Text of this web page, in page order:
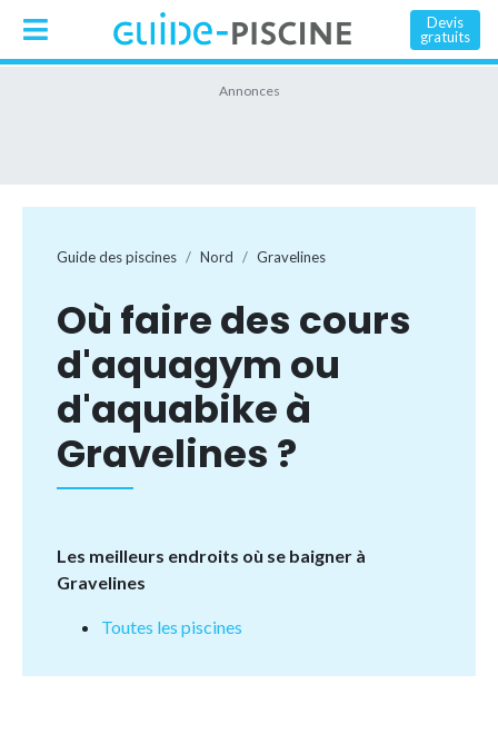
Devis
gratuits
Guide des piscines Nord Gravelines
Où faire des cours
d'aquagym ou
d'aquabike à
Gravelines ?
Les meilleurs endroits où se baigner à
Gravelines
Toutes les piscines